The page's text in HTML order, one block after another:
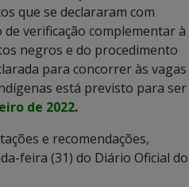
que se declararam com
verificação complementar à
negros e do procedimento
para concorrer às vagas
está previsto para ser
de 2022.
e recomendações,
feira (31) do Diário Oficial do